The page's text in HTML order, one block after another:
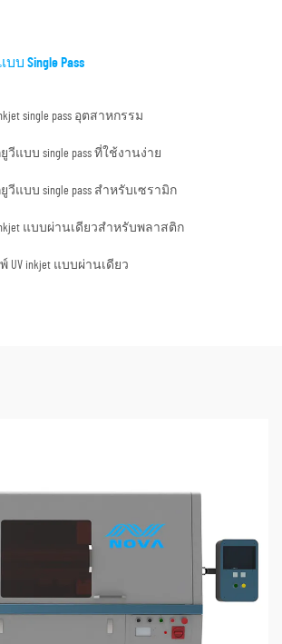
บ Single Pass
single pass อุตสาหกรรม
แบบ single pass ที่ใช้งานง่าย
แบบ single pass สำหรับเซรามิก
แบบผ่านเดียวสำหรับพลาสติก
UV inkjet แบบผ่านเดียว